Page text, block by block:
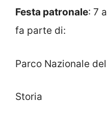
Festa patronale: 7
fa parte di:
Parco Nazionale
Storia